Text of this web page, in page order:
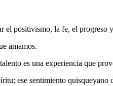
positivismo, la fe, el progreso
amamos.
es una experiencia que
ese sentimiento quisqueyano